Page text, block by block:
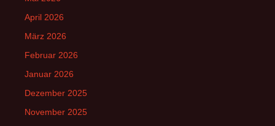
April 2026
März 2026
Februar 2026
Januar 2026
Dezember 2025
November 2025